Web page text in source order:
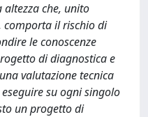
che, unito
comporta il rischio di
le conoscenze
di diagnostica e
valutazione tecnica
su ogni singolo
un progetto di